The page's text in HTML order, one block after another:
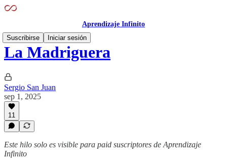
Aprendizaje Infinito
Suscribirse
Iniciar sesión
La Madriguera
Sergio San Juan
sep 1, 2025
11
Este hilo solo es visible para paid suscriptores de Aprendizaje
Infinito